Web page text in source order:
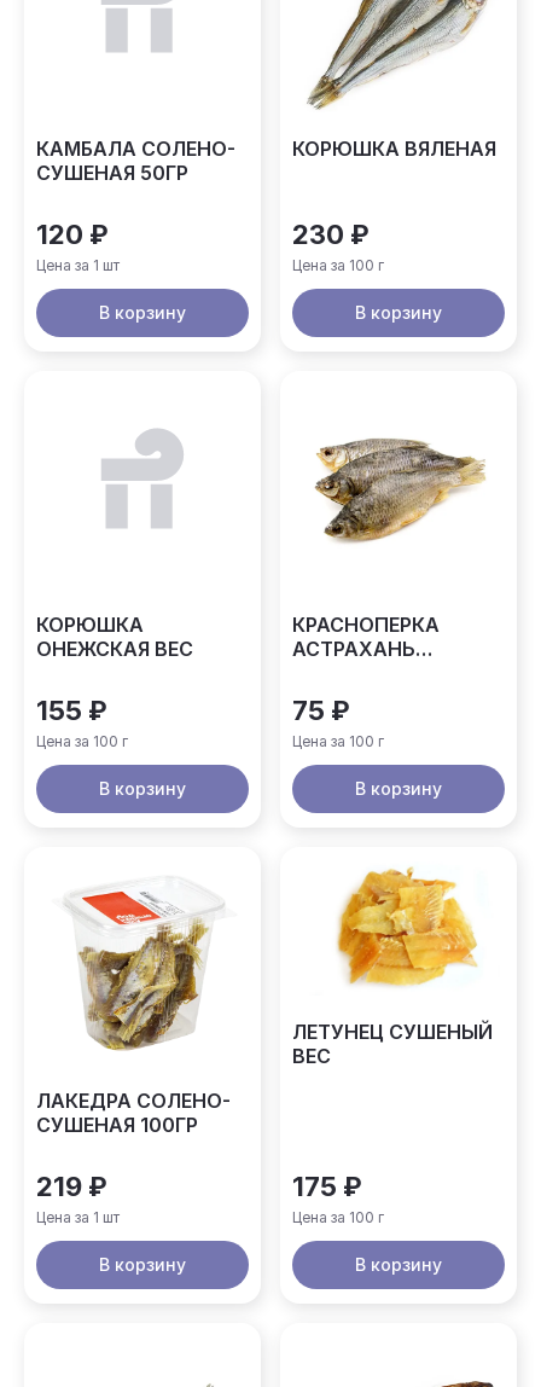
КАМБАЛА СОЛЕНО-
СУШЕНАЯ 50ГР
120 ₽
Цена за 1 шт
В корзину
КОРЮШКА ВЯЛЕНАЯ
230 ₽
Цена за 100 г
В корзину
КОРЮШКА
ОНЕЖСКАЯ ВЕС
155 ₽
Цена за 100 г
В корзину
КРАСНОПЕРКА
АСТРАХАНЬ
75 ₽
Цена за 100 г
В корзину
ЛАКЕДРА СОЛЕНО-
СУШЕНАЯ 100ГР
219 ₽
Цена за 1 шт
В корзину
ЛЕТУНЕЦ СУШЕНЫЙ
ВЕС
175 ₽
Цена за 100 г
В корзину